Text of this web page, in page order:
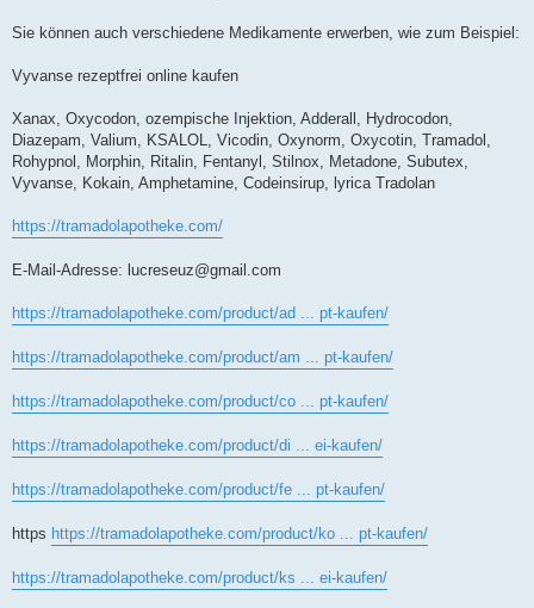
Sie können auch verschiedene Medikamente erwerben, wie zum Beispiel:
Vyvanse rezeptfrei online kaufen
Xanax, Oxycodon, ozempische Injektion, Adderall, Hydrocodon,
Diazepam, Valium, KSALOL, Vicodin, Oxynorm, Oxycotin, Tramadol,
Rohypnol, Morphin, Ritalin, Fentanyl, Stilnox, Metadone, Subutex,
Vyvanse, Kokain, Amphetamine, Codeinsirup, lyrica Tradolan
https://tramadolapotheke.com/
E-Mail-Adresse: lucreseuz@gmail.com
https://tramadolapotheke.com/product/ad ... pt-kaufen/
https://tramadolapotheke.com/product/am ... pt-kaufen/
https://tramadolapotheke.com/product/co ... pt-kaufen/
https://tramadolapotheke.com/product/di ... ei-kaufen/
https://tramadolapotheke.com/product/fe ... pt-kaufen/
https https://tramadolapotheke.com/product/ko ... pt-kaufen/
https://tramadolapotheke.com/product/ks ... ei-kaufen/